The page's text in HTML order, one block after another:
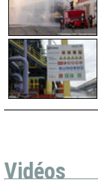
Vidéos